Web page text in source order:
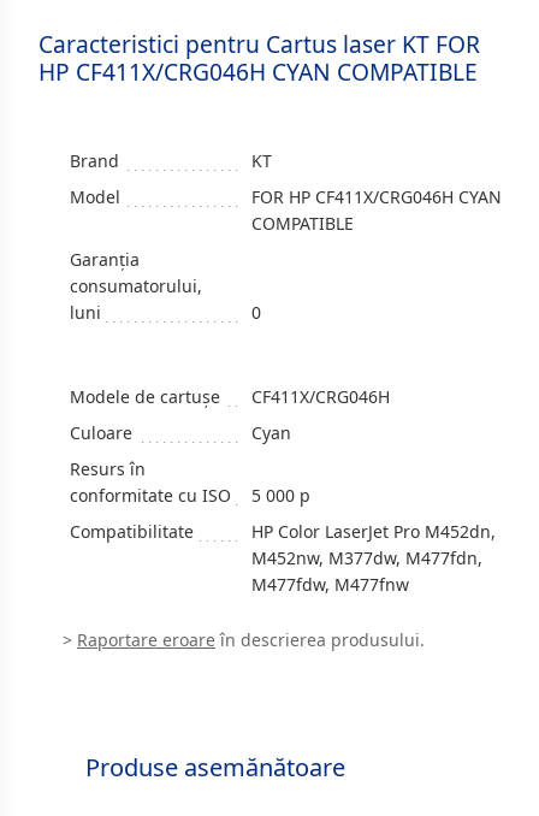
Caracteristici pentru Cartus laser KT FOR
HP CF411X/CRG046H CYAN COMPATIBLE
Brand
KT
Model
FOR HP CF411X/CRG046H CYAN
COMPATIBLE
Garanția
consumatorului,
luni
0
Modele de cartuşe
CF411X/CRG046H
Culoare
Cyan
Resurs în
conformitate cu ISO
5 000 p
Compatibilitate
HP Color LaserJet Pro M452dn,
M452nw, M377dw, M477fdn,
M477fdw, M477fnw
> Raportare eroareîn descrierea produsului.
Produse asemănătoare